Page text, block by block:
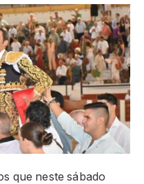
que neste sábado